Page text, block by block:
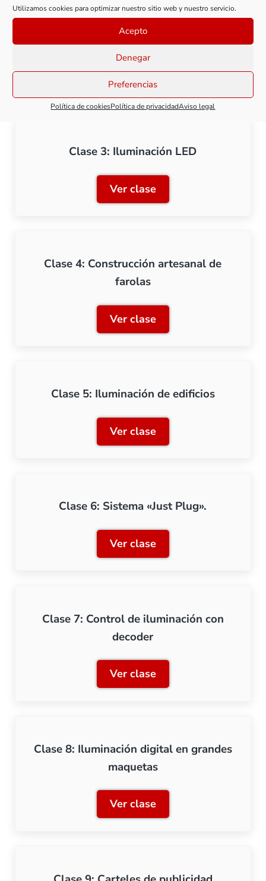
Utilizamos cookies para optimizar nuestro sitio web y nuestro servicio.
Acepto
Denegar
Preferencias
Política de cookiesPolítica de privacidadAviso legal
Clase 2: Primeras conexiones
Ver claseClase 2: Primeras
Clase 3: Iluminación LED
Ver claseClase 3: Iluminación LED
Clase 4: Construcción artesanal de
farolas
Ver claseClase 4: Construcción
Clase 5: Iluminación de edificios
Ver claseClase 5: Iluminación de
Clase 6: Sistema «Just Plug».
Ver claseClase 6: Sistema «Just
Clase 7: Control de iluminación con
decoder
Ver claseClase 7: Control de
Clase 8: Iluminación digital en grandes
maquetas
Ver claseClase 8: Iluminación